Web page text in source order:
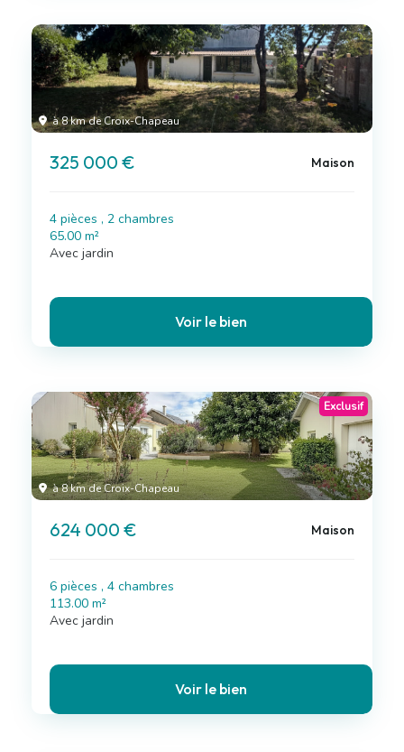
à 8 km de Croix-Chapeau
325 000 € Maison
4 pièces , 2 chambres
65.00 m²
Avec jardin
Voir le bien
à 8 km de Croix-Chapeau
Exclusif
624 000 € Maison
6 pièces , 4 chambres
113.00 m²
Avec jardin
Voir le bien